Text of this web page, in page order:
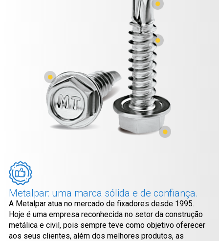
Metalpar: uma marca sólida e de confiança.
A Metalpar atua no mercado de fixadores desde 1995.
Hoje é uma empresa reconhecida no setor da construção
metálica e civil, pois sempre teve como objetivo oferecer
aos seus clientes, além dos melhores produtos, as